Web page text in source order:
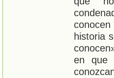
historia
en que